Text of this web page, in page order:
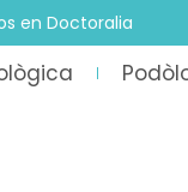
en Doctoralia